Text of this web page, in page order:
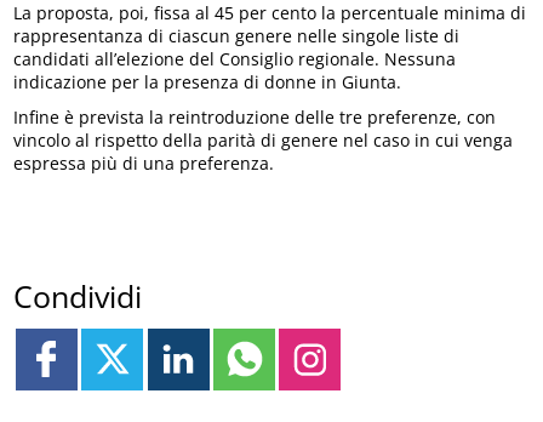
La proposta, poi, fissa al 45 per cento la percentuale minima di
rappresentanza di ciascun genere nelle singole liste di
candidati all’elezione del Consiglio regionale. Nessuna
indicazione per la presenza di donne in Giunta.
Infine è prevista la reintroduzione delle tre preferenze, con
vincolo al rispetto della parità di genere nel caso in cui venga
espressa più di una preferenza.
Condividi